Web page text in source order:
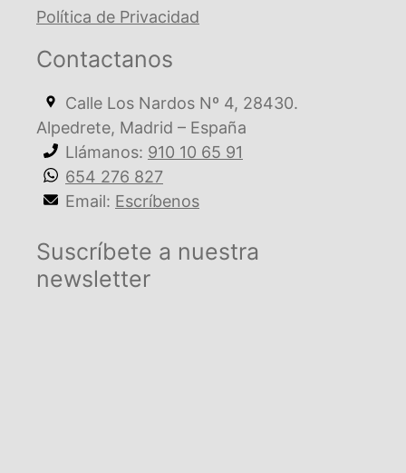
Política de Privacidad
Contactanos
Calle Los Nardos Nº 4, 28430.
Alpedrete, Madrid – España
Llámanos: 910 10 65 91
654 276 827
Email: Escríbenos
Suscríbete a nuestra
newsletter